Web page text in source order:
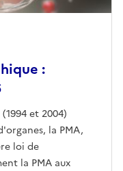
:
et 2004)
la PMA,
loi de
la PMA aux